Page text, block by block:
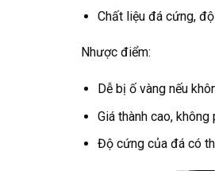
Chất liệu đá cứng,
Nhược điểm:
Dễ bị ố vàng nếu
Giá thành cao,
Độ cứng của đá có